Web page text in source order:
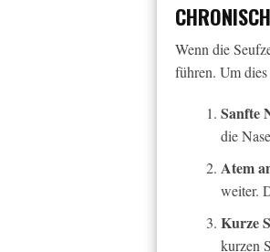
Wenn die
führen. Um
Sanfte
die
Atem
weiter.
Kurze
kurzen